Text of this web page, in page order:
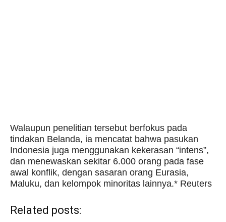
Walaupun penelitian tersebut berfokus pada
tindakan Belanda, ia mencatat bahwa pasukan
Indonesia juga menggunakan kekerasan “intens”,
dan menewaskan sekitar 6.000 orang pada fase
awal konflik, dengan sasaran orang Eurasia,
Maluku, dan kelompok minoritas lainnya.* Reuters
Related posts: